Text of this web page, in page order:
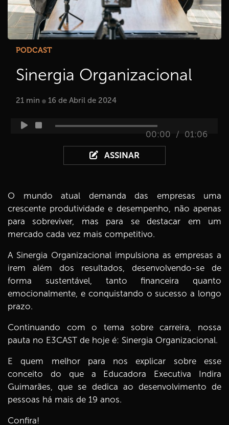
PODCAST
Sinergia Organizacional
21 min 16 de Abril de 2024
00:00 / 01:06
ASSINAR
O mundo atual demanda das empresas uma
crescente produtividade e desempenho, não apenas
para sobreviver, mas para se destacar em um
mercado cada vez mais competitivo.
A Sinergia Organizacional impulsiona as empresas a
irem além dos resultados, desenvolvendo-se de
forma sustentável, tanto financeira quanto
emocionalmente, e conquistando o sucesso a longo
prazo.
Continuando com o tema sobre carreira, nossa
pauta no E3CAST de hoje é: Sinergia Organizacional.
E quem melhor para nos explicar sobre esse
conceito do que a Educadora Executiva Indira
Guimarães, que se dedica ao desenvolvimento de
pessoas há mais de 19 anos.
Confira!